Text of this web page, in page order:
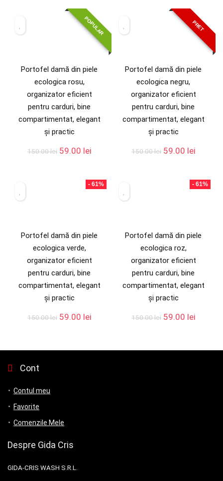
POPULAR
Portofel damă din piele
ecologica rosu,
organizator eficient
pentru carduri, bine
compartimentat, elegant
și practic
150.00lei 59.00 lei
PRET
Portofel damă din piele
ecologica negru,
organizator eficient
pentru carduri, bine
compartimentat, elegant
și practic
150.00lei 59.00 lei
- 61%
Portofel damă din piele
ecologica verde,
organizator eficient
pentru carduri, bine
compartimentat, elegant
și practic
150.00lei 59.00 lei
- 61%
Portofel damă din piele
ecologica roz,
organizator eficient
pentru carduri, bine
compartimentat, elegant
și practic
150.00lei 59.00 lei
Cont
Contul meu
Favorite
Comenzile Mele
Despre Gida Cris
GIDA-CRIS WASH S.R.L.